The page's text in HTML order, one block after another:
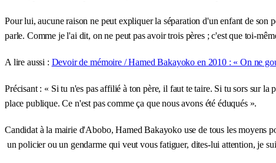
Pour lui, aucune raison ne peut expliquer la séparation d'un enfant de
parle. Comme je l'ai dit, on ne peut pas avoir trois pères ; c'est que toi-
A lire aussi : Devoir de mémoire / Hamed Bakayoko en 2010 : « On ne
Précisant : « Si tu n'es pas affilié à ton père, il faut te taire. Si tu sors sur
place publique. Ce n'est pas comme ça que nous avons été éduqués ».
Candidat à la mairie d'Abobo, Hamed Bakayoko use de tous les moyens
un policier ou un gendarme qui veut vous fatiguer, dites-lui attention, je